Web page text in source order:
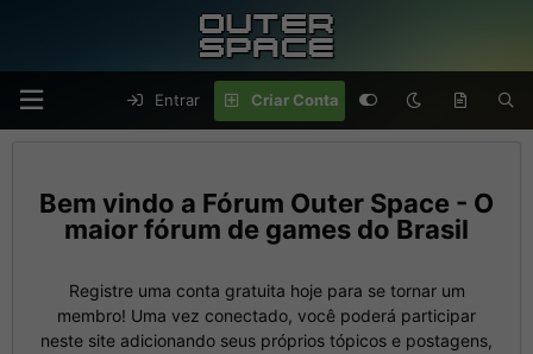
Entrar Criar Conta
Fórum Outer Space - O
maior fórum de games do Brasil
Registre uma conta gratuita hoje para se tornar um
membro! Uma vez conectado, você poderá participar
neste site adicionando seus próprios tópicos e postagens,